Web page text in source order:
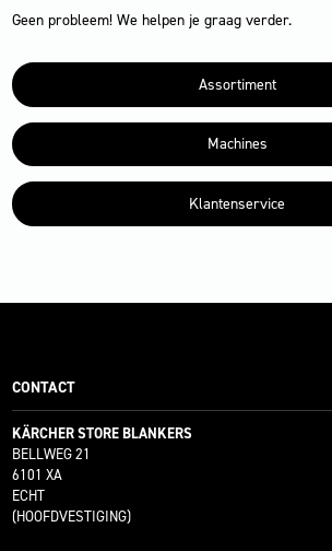
Geen probleem! We helpen je graag verder.
Assortiment
Machines
Klantenservice
CONTACT
KÄRCHER STORE BLANKERS
BELLWEG 21
6101 XA
ECHT
(HOOFDVESTIGING)